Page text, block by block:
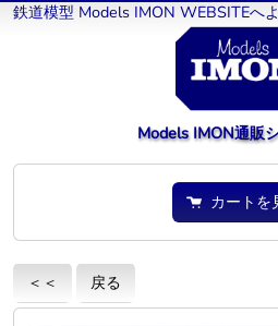
鉄道模型 Models IMON WEBSITEへ
Models IMON通販
カートを
＜＜ 戻る